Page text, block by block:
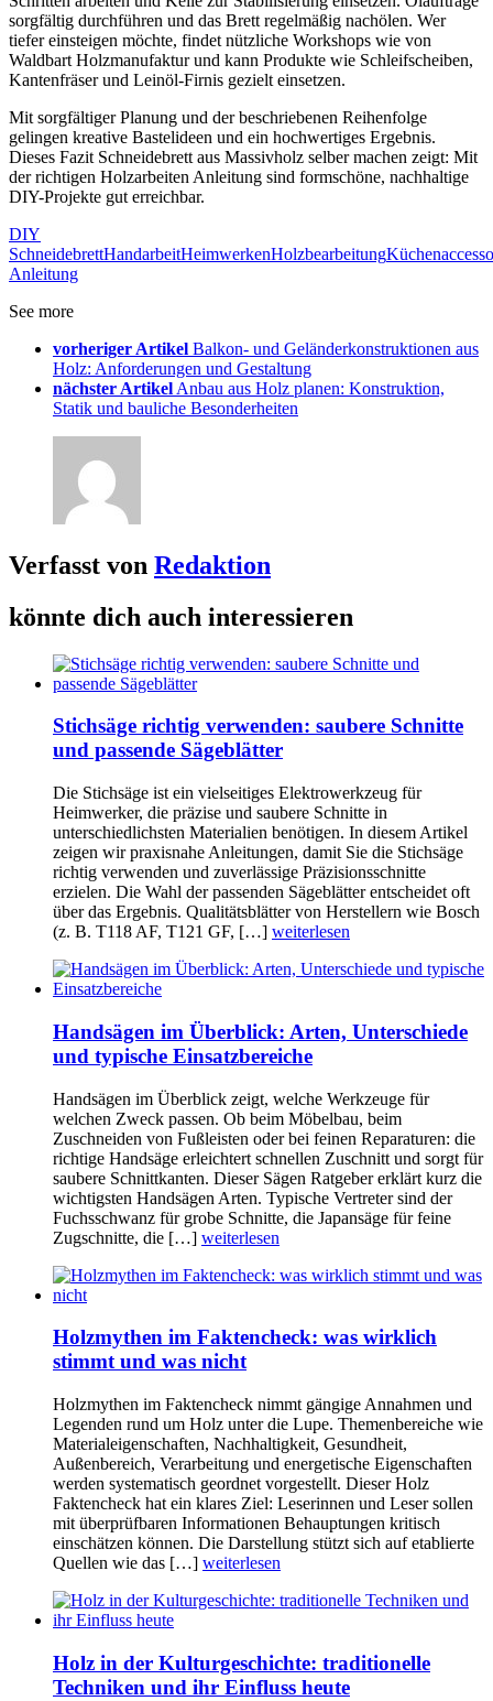
sorgfältig durchführen und das Brett regelmäßig nachölen. Wer
tiefer einsteigen möchte, findet nützliche Workshops wie von
Waldbart Holzmanufaktur und kann Produkte wie Schleifscheiben,
Kantenfräser und Leinöl-Firnis gezielt einsetzen.
Mit sorgfältiger Planung und der beschriebenen Reihenfolge
gelingen kreative Bastelideen und ein hochwertiges Ergebnis.
Dieses Fazit Schneidebrett aus Massivholz selber machen zeigt: Mit
der richtigen Holzarbeiten Anleitung sind formschöne, nachhaltige
DIY-Projekte gut erreichbar.
DIY
SchneidebrettHandarbeitHeimwerkenHolzbearbeitung
Anleitung
See more
vorheriger Artikel Balkon- und Geländerkonstruktionen aus
Holz: Anforderungen und Gestaltung
nächster Artikel Anbau aus Holz planen: Konstruktion,
Statik und bauliche Besonderheiten
Verfasst von Redaktion
könnte dich auch interessieren
Stichsäge richtig verwenden: saubere Schnitte
und passende Sägeblätter
Die Stichsäge ist ein vielseitiges Elektrowerkzeug für
Heimwerker, die präzise und saubere Schnitte in
unterschiedlichsten Materialien benötigen. In diesem Artikel
zeigen wir praxisnahe Anleitungen, damit Sie die Stichsäge
richtig verwenden und zuverlässige Präzisionsschnitte
erzielen. Die Wahl der passenden Sägeblätter entscheidet oft
über das Ergebnis. Qualitätsblätter von Herstellern wie Bosch
(z. B. T118 AF, T121 GF, […] weiterlesen
Handsägen im Überblick: Arten, Unterschiede
und typische Einsatzbereiche
Handsägen im Überblick zeigt, welche Werkzeuge für
welchen Zweck passen. Ob beim Möbelbau, beim
Zuschneiden von Fußleisten oder bei feinen Reparaturen: die
richtige Handsäge erleichtert schnellen Zuschnitt und sorgt für
saubere Schnittkanten. Dieser Sägen Ratgeber erklärt kurz die
wichtigsten Handsägen Arten. Typische Vertreter sind der
Fuchsschwanz für grobe Schnitte, die Japansäge für feine
Zugschnitte, die […] weiterlesen
Holzmythen im Faktencheck: was wirklich
stimmt und was nicht
Holzmythen im Faktencheck nimmt gängige Annahmen und
Legenden rund um Holz unter die Lupe. Themenbereiche wie
Materialeigenschaften, Nachhaltigkeit, Gesundheit,
Außenbereich, Verarbeitung und energetische Eigenschaften
werden systematisch geordnet vorgestellt. Dieser Holz
Faktencheck hat ein klares Ziel: Leserinnen und Leser sollen
mit überprüfbaren Informationen Behauptungen kritisch
einschätzen können. Die Darstellung stützt sich auf etablierte
Quellen wie das […] weiterlesen
Holz in der Kulturgeschichte: traditionelle
Techniken und ihr Einfluss heute